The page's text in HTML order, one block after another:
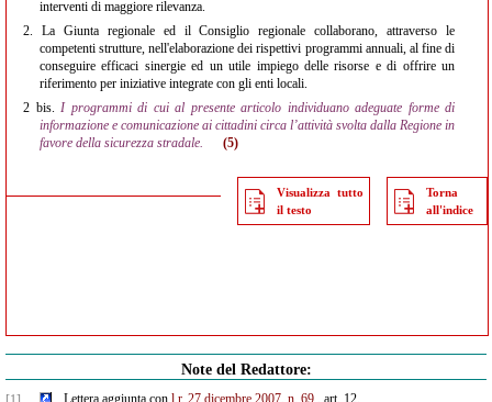
interventi di maggiore rilevanza.
2. La Giunta regionale ed il Consiglio regionale collaborano, attraverso le
competenti strutture, nell'elaborazione dei rispettivi programmi annuali, al fine di
conseguire efficaci sinergie ed un utile impiego delle risorse e di offrire un
riferimento per iniziative integrate con gli enti locali.
2 bis. I programmi di cui al presente articolo individuano adeguate forme di
informazione e comunicazione ai cittadini circa l’attività svolta dalla Regione in
favore della sicurezza stradale.
(5)
Visualizza tutto
il testo
Torna
all'indice
Note del Redattore:
Lettera aggiunta con l.r. 27 dicembre 2007, n. 69, art. 12.